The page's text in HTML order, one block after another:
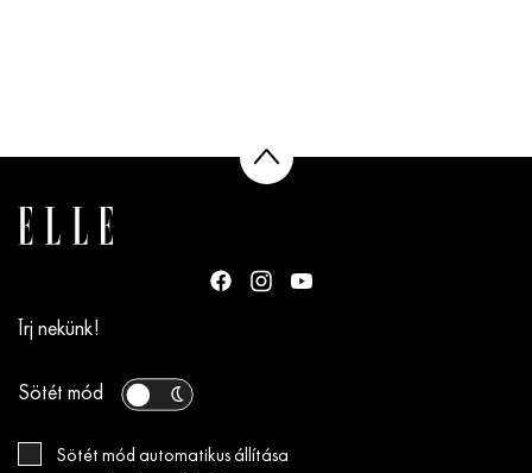
Írj nekünk!
Sötét mód
Sötét mód automatikus állítása